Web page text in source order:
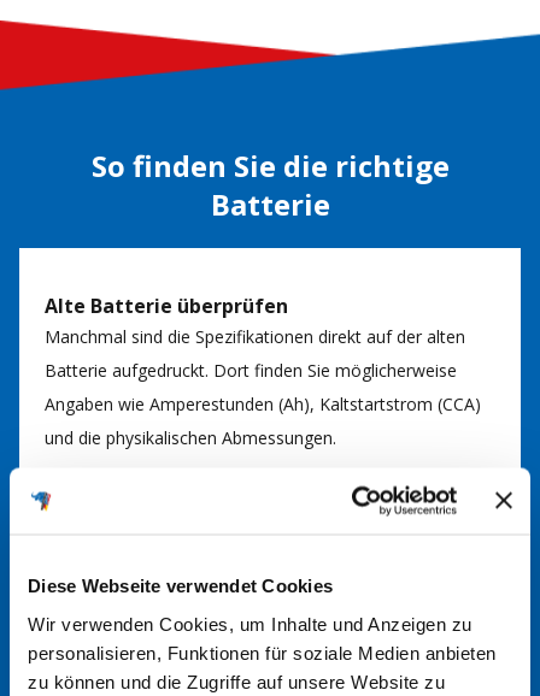
Diese Webseite verwendet Cookies
Wir verwenden Cookies, um Inhalte und Anzeigen zu
personalisieren, Funktionen für soziale Medien anbieten
zu können und die Zugriffe auf unsere Website zu
So finden Sie die richtige
Batterie
Alte Batterie überprüfen
Manchmal sind die Spezifikationen direkt auf der alten
Batterie aufgedruckt. Dort finden Sie möglicherweise
Angaben wie Amperestunden (Ah), Kaltstartstrom (CCA)
und die physikalischen Abmessungen.
von Fahrzeugmarke, Modell und Motorisierung können
Sie so die passende Batterie für Ihr Fahrzeug finden. Bei
Fragen kommen Sie gerne auf uns zu.